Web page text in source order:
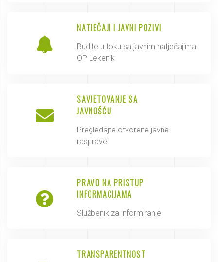
NATJEČAJI I JAVNI POZIVI
Budite u toku sa javnim natječajima
OP Lekenik
SAVJETOVANJE SA
JAVNOŠĆU
Pregledajte otvorene javne
rasprave
PRAVO NA PRISTUP
INFORMACIJAMA
Službenik za informiranje
TRANSPARENTNOST